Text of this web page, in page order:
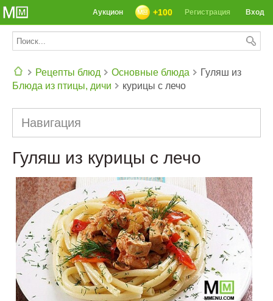
Вход
Регистрация
+100
Аукцион
Рецепты блюд
Основные блюда
Блюда из птицы, дичи
Гуляш из
курицы с лечо
Навигация
Гуляш из курицы с лечо